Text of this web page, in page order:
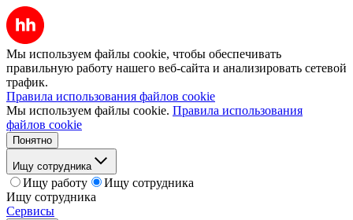
Мы используем файлы cookie, чтобы обеспечивать
правильную работу нашего веб-сайта и анализировать сетевой
трафик.
Правила использования файлов cookie
Мы используем файлы cookie. Правила использования
файлов cookie
Понятно
Ищу сотрудника
Ищу работу
Ищу сотрудника
Ищу сотрудника
Сервисы